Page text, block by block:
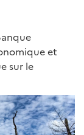
et
sur le